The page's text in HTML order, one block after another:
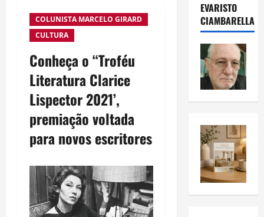
COLUNISTA MARCELO GIRARD
CULTURA
Conheça o “Troféu
Literatura Clarice
Lispector 2021’,
premiação voltada
para novos escritores
EVARISTO
CIAMBARELLA